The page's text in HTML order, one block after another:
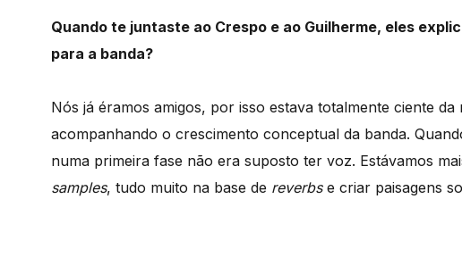
Quando te juntaste ao Crespo e ao Guilherme, eles
para a banda?
Nós já éramos amigos, por isso estava totalmente ciente
acompanhando o crescimento conceptual da banda.
numa primeira fase não era suposto ter voz. Estávamos
samples, tudo muito na base de reverbse criar paisagens